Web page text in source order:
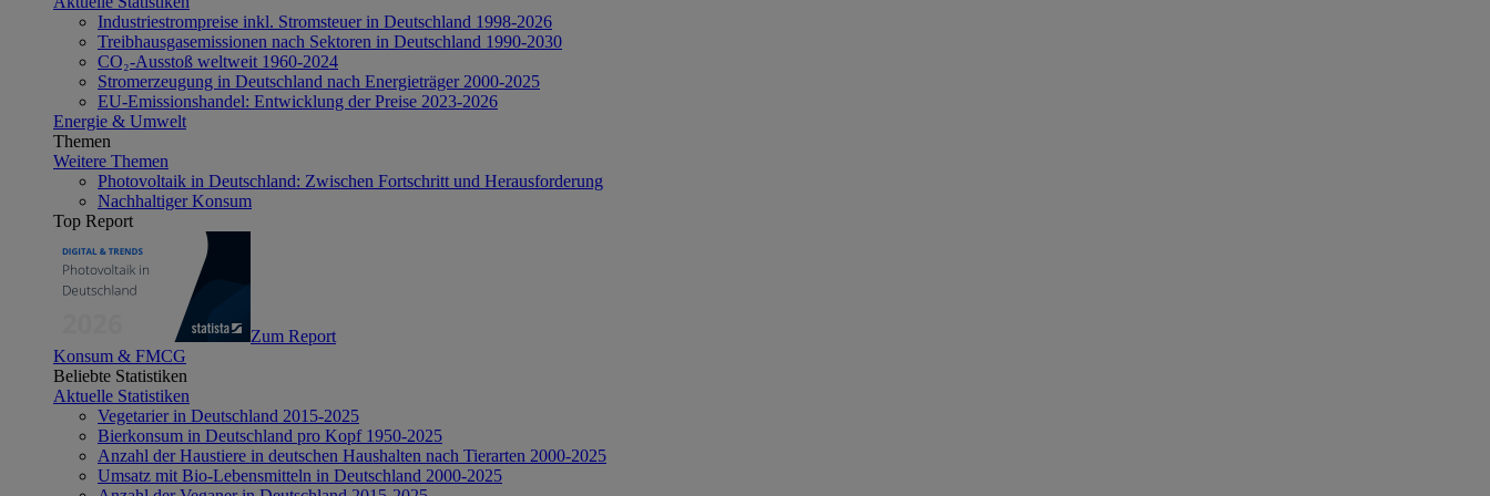
Industriestrompreise inkl. Stromsteuer in Deutschland 1998-2026
Treibhausgasemissionen nach Sektoren in Deutschland 1990-2030
CO₂-Ausstoß weltweit 1960-2024
Stromerzeugung in Deutschland nach Energieträger 2000-2025
EU-Emissionshandel: Entwicklung der Preise 2023-2026
Energie & Umwelt
Themen
Weitere Themen
Photovoltaik in Deutschland: Zwischen Fortschritt und Herausforderung
Nachhaltiger Konsum
Top Report
Zum Report
Konsum & FMCG
Beliebte Statistiken
Aktuelle Statistiken
Vegetarier in Deutschland 2015-2025
Bierkonsum in Deutschland pro Kopf 1950-2025
Anzahl der Haustiere in deutschen Haushalten nach Tierarten 2000-2025
Umsatz mit Bio-Lebensmitteln in Deutschland 2000-2025